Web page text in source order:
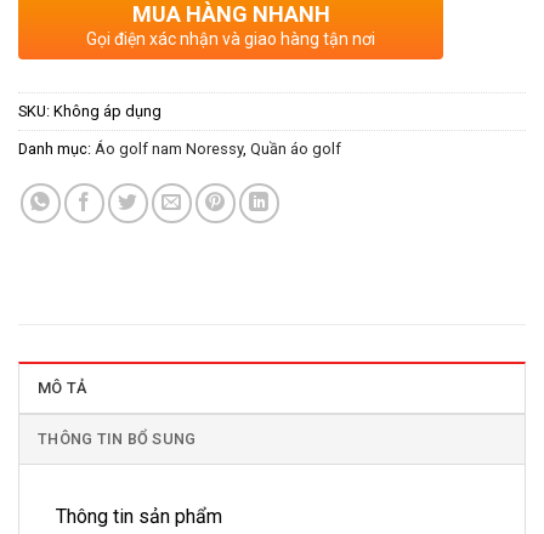
MUA HÀNG NHANH
Gọi điện xác nhận và giao hàng tận nơi
SKU: Không áp dụng
Danh mục: Áo golf nam Noressy, Quần áo golf
MÔ TẢ
THÔNG TIN BỔ SUNG
Thông tin sản phẩm